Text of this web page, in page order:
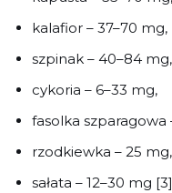
kalafior – 37–70 mg,
szpinak – 40–84 mg,
cykoria – 6–33 mg,
fasolka szparagowa
rzodkiewka – 25 mg,
sałata – 12–30 mg